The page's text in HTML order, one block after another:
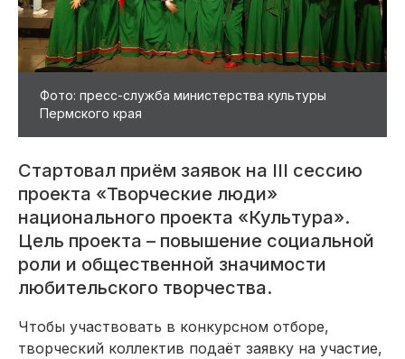
Фото: пресс-служба министерства культуры
Пермского края
Стартовал приём заявок на III сессию
проекта «Творческие люди»
национального проекта «Культура».
Цель проекта – повышение социальной
роли и общественной значимости
любительского творчества.
Чтобы участвовать в конкурсном отборе,
творческий коллектив подаёт заявку на участие,